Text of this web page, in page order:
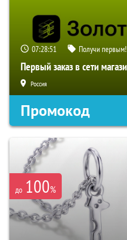
07:28:50 Получи первым!
Первый заказ в сети
Россия
Промокод
до 100%